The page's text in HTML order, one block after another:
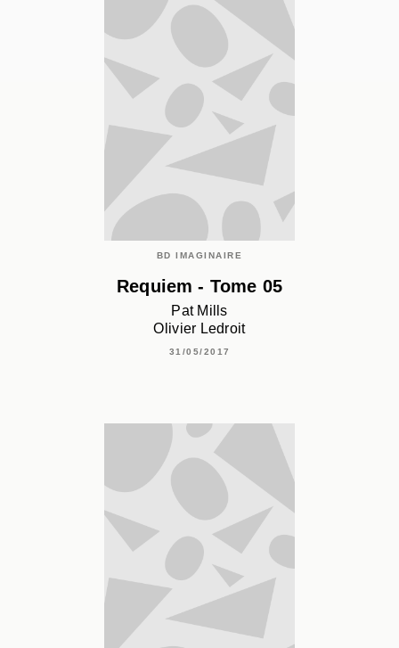
BD IMAGINAIRE
Requiem - Tome 05
Pat Mills
Olivier Ledroit
31/05/2017